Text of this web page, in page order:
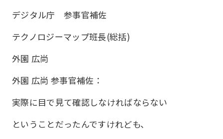
デジタル庁 参事官補佐
テクノロジーマップ班長(総括)
外園 広尚
外園 広尚 参事官補佐：
実際に目で見て確認しなければならない
ということだったんですけれども、